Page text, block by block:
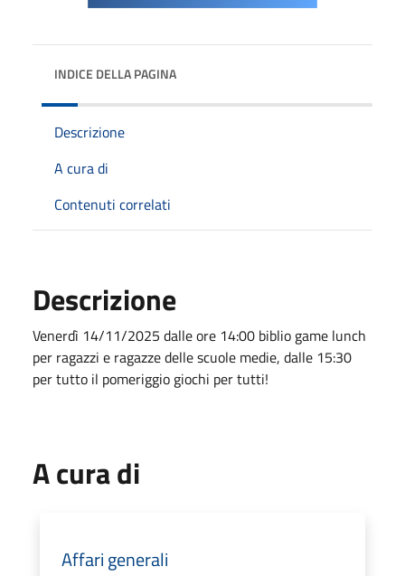
INDICE DELLA PAGINA
Descrizione
A cura di
Contenuti correlati
Descrizione
Venerdì 14/11/2025 dalle ore 14:00 biblio game lunch
per ragazzi e ragazze delle scuole medie, dalle 15:30
per tutto il pomeriggio giochi per tutti!
A cura di
Affari generali